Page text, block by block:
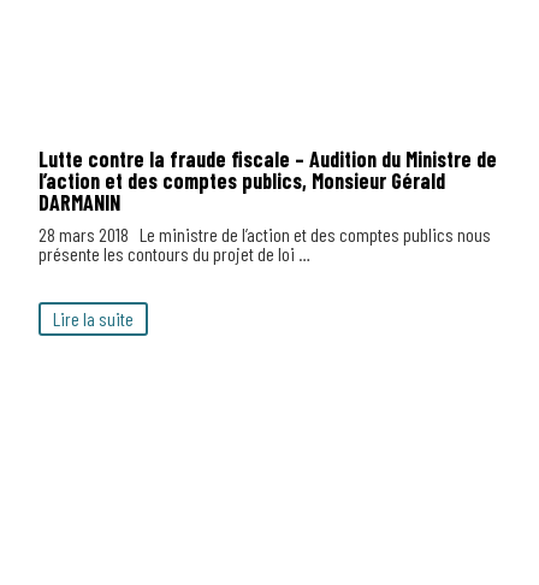
Lutte contre la fraude fiscale – Audition du Ministre de
l’action et des comptes publics, Monsieur Gérald
DARMANIN
28 mars 2018 Le ministre de l’action et des comptes publics nous
présente les contours du projet de loi …
Lire la suite